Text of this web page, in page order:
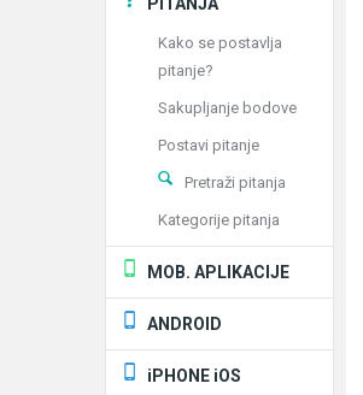
Kako se postavlja
pitanje?
Sakupljanje bodove
Postavi pitanje
Pretraži pitanja
Kategorije pitanja
MOB. APLIKACIJE
ANDROID
iPHONE iOS